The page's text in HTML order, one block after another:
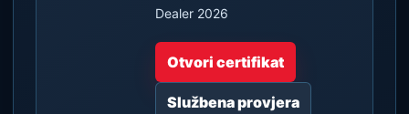
Dealer 2026
Otvori certifikat
Službena provjera